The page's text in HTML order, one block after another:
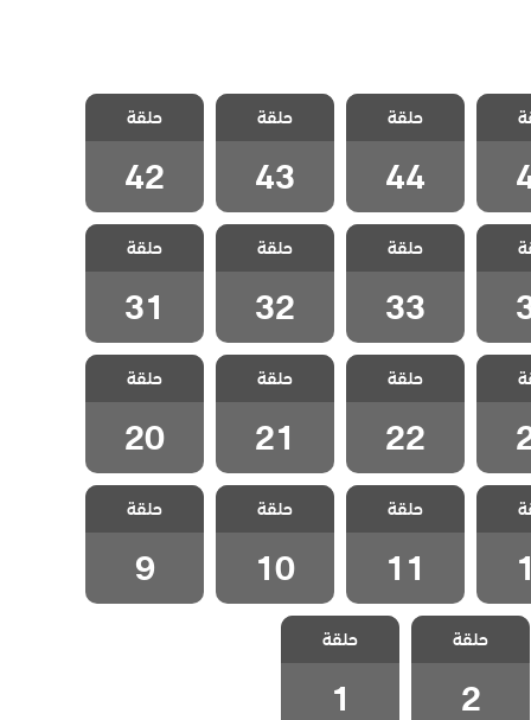
مسلسل القروية
الجميلة الحلقة
44
حلقة
44
مسلسل القروية
الجميلة الحلقة
43
حلقة
43
مسلسل القروية
الجميلة الحلقة
42
حلقة
42
مسلسل القروية
الجميلة الحلقة
33
حلقة
33
مسلسل القروية
الجميلة الحلقة
32
حلقة
32
مسلسل القروية
الجميلة الحلقة
31
حلقة
31
مسلسل القروية
الجميلة الحلقة
22
حلقة
22
مسلسل القروية
الجميلة الحلقة
21
حلقة
21
مسلسل القروية
الجميلة الحلقة
20
حلقة
20
مسلسل القروية
الجميلة الحلقة
11
حلقة
11
مسلسل القروية
الجميلة الحلقة
10
حلقة
10
مسلسل القروية
الجميلة الحلقة 9
حلقة
9
مسلسل القروية
الجميلة الحلقة 2
حلقة
2
مسلسل القروية
الجميلة الحلقة 1
حلقة
1